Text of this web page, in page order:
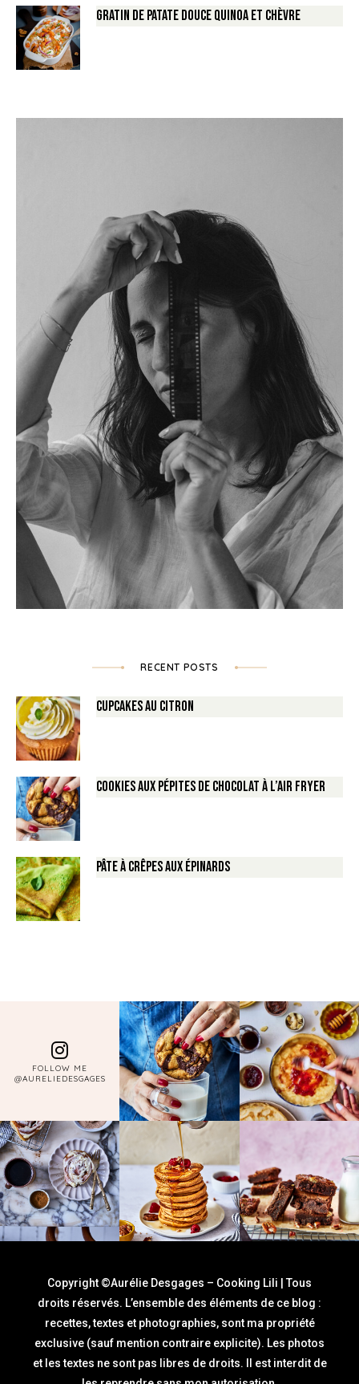
Gratin de Patate douce Quinoa et Chèvre
RECENT POSTS
Cupcakes au Citron
Cookies aux pépites de Chocolat à l’air fryer
Pâte à crêpes aux épinards
FOLLOW ME
@AURELIEDESGAGES
Copyright ©Aurélie Desgages – Cooking Lili | Tous
droits réservés. L’ensemble des éléments de ce blog :
recettes, textes et photographies, sont ma propriété
exclusive (sauf mention contraire explicite). Les photos
et les textes ne sont pas libres de droits. Il est interdit de